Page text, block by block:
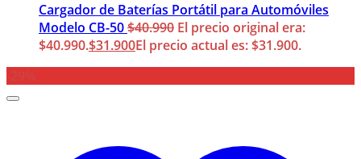
Cargador de Baterías Portátil para Automóviles
Modelo CB-50$40.990 El precio original era:
$40.990.$31.900El precio actual es: $31.900.